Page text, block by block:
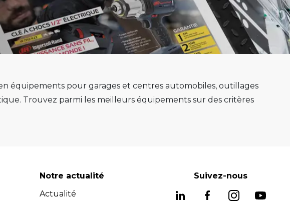
équipements pour garages et centres automobiles, outillages
Trouvez parmi les meilleurs équipements sur des critères
roue remplisse au mieux sa mission.
renommées, reconnues pour leur fiabilité, leur durabilité et
et propose une offre complète de services pour assurer
Notre actualité
Actualité
Suivez-nous